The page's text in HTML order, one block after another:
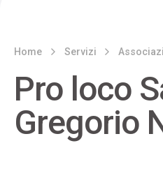
Home Servizi
Pro loco
Gregorio